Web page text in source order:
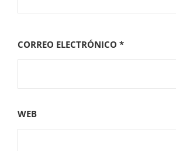
CORREO ELECTRÓNICO *
WEB